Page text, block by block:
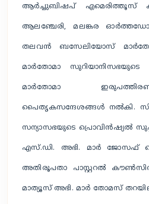
ആർച്ചുബിഷപ് എമെരിത്തൂസ്
ആലഞ്ചേരി, മലങ്കര
തലവൻ ബസേലിയോസ്
മാർതോമാ
മാർതോമാ
പൈതൃകസന്ദേശങ്ങൾ നൽകി.
സന്യാസഭയുടെ പ്രൊവിൻഷ്യൽ
എസ്.ഡി. അഭി. മാർ ജോസഫ്
അതിരൂപതാ പാസ്റ്ററൽ
മാത്യൂസ് അഭി. മാർ തോമസ്